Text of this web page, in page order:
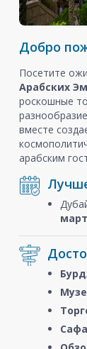
Добро
Посетите
Арабских
роскошные
вместе
арабским
март